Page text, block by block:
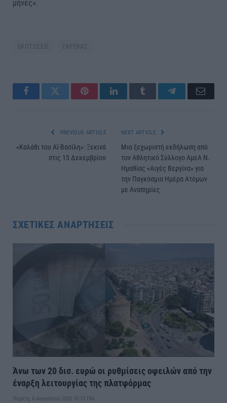
μήνες».
ΕΚΠΤΩΣΕΙΣ ΣΚΡΕΚΑΣ
FacebookTwitter PinterestLinkedInTumblr TelegramEmail
PREVIOUS ARTICLE
«Καλάθι του Αϊ-Βασίλη»: Ξεκινά
στις 15 Δεκεμβρίου
NEXT ARTICLE
Μια ξεχωριστή εκδήλωση από
τον Αθλητικό Σύλλογο ΑμεΑ Ν.
Ημαθίας «Αιγές Βεργίνα» για
την Παγκόσμια Ημέρα Ατόμων
με Αναπηρίες
ΣΧΕΤΙΚΈΣ ΑΝΑΡΤΉΣΕΙΣ
Άνω των 20 δισ. ευρώ οι ρυθμίσεις οφειλών από την
έναρξη λειτουργίας της πλατφόρμας
Πέμπτη, 6 Αυγούστου 2026 10:13 ΠΜ